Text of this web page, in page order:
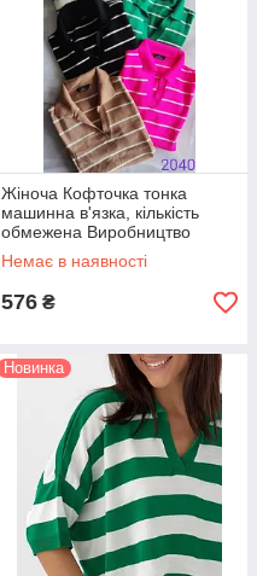
Жіноча Кофточка тонка
машинна в'язка, кількість
обмежена Виробництво
Туреччина Розмір стандарт.
Немає в наявності
576 ₴
Новинка